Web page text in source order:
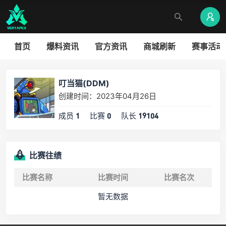
首页 爆料资讯 官方资讯 商城刷新 赛事活动
叮当猫(DDM)
创建时间：2023年04月26日
成员 1 比赛 0 队长 19104
比赛往绩
比赛名称 比赛时间
比赛名次
暂无数据